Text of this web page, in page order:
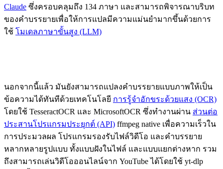
Claude ซึ่งครอบคลุมถึง 134 ภาษา และสามารถพิจารณาบริบท
ของคำบรรยายเพื่อให้การแปลมีความแม่นยำมากขึ้นด้วยการ
ใช้ โมเดลภาษาขั้นสูง (LLM)
นอกจากนี้แล้ว มันยังสามารถแปลงคำบรรยายแบบภาพให้เป็น
ข้อความได้ทันทีด้วยเทคโนโลยี การรู้จำอักขระด้วยแสง (OCR)
โดยใช้ TesseractOCR และ MicrosoftOCR ซึ่งทำงานผ่าน ส่วนต่อ
ประสานโปรแกรมประยุกต์ (API) ffmpeg native เพื่อความเร็วใน
การประมวลผล โปรแกรมรองรับไฟล์วิดีโอ และคำบรรยาย
หลากหลายรูปแบบ ทั้งแบบฝังในไฟล์ และแบบแยกต่างหาก รวม
ถึงสามารถเล่นวิดีโอออนไลน์จาก YouTube ได้โดยใช้ yt-dlp